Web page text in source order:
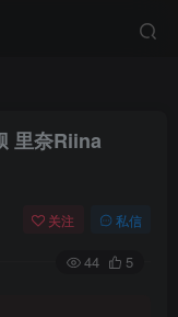
里奈Riina
关注 私信
44 5